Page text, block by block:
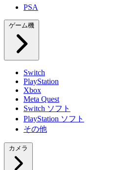
PSA
ゲーム機
Switch
PlayStation
Xbox
Meta Quest
Switch ソフト
PlayStation ソフト
その他
カメラ